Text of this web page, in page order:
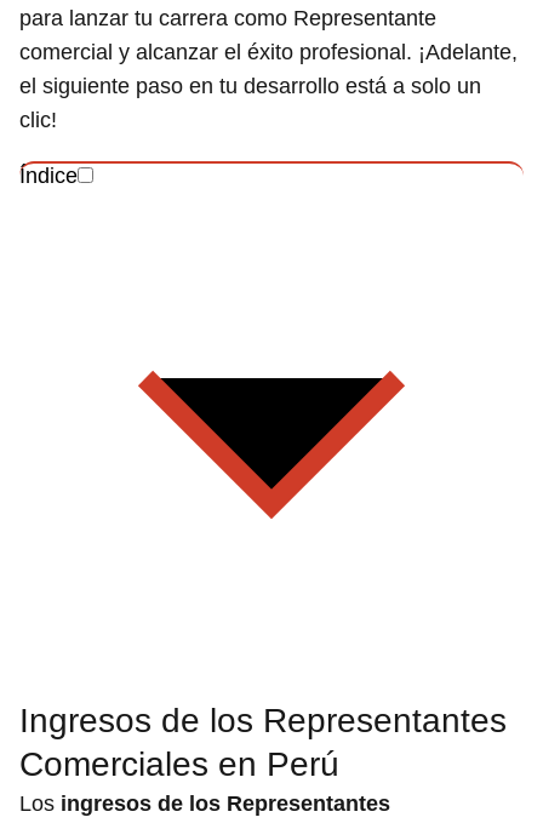
para lanzar tu carrera como Representante
comercial y alcanzar el éxito profesional. ¡Adelante,
el siguiente paso en tu desarrollo está a solo un
clic!
Índice
Ingresos de los Representantes
Comerciales en Perú
Los ingresos de los Representantes